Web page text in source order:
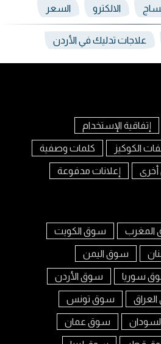
الالكترو السعر
علاجات تدليك في الأردن
إتفاقية الإستخدام
الكوكيز كلمات وصفية
إعلانات مدفوعة
المغرب سوق الكويت
سوق اليمن
سوريا سوق الأردن
سوق تونس
سوق عمان